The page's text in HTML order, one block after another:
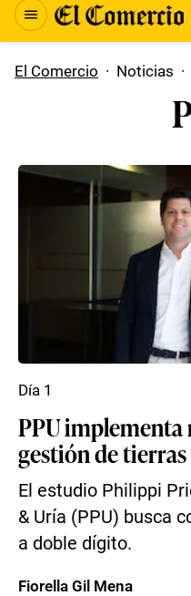
El Comercio · Noticias ·
PPU implementa
gestión de tierras
El estudio Philippi
& Uría (PPU) busca
a doble dígito.
Día 1
Fiorella Gil Mena